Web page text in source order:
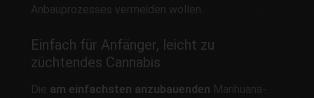
Anbauprozesses vermeiden wollen.
Einfach für Anfänger, leicht zu
züchtendes Cannabis
Die am einfachsten anzubauenden Marihuana-